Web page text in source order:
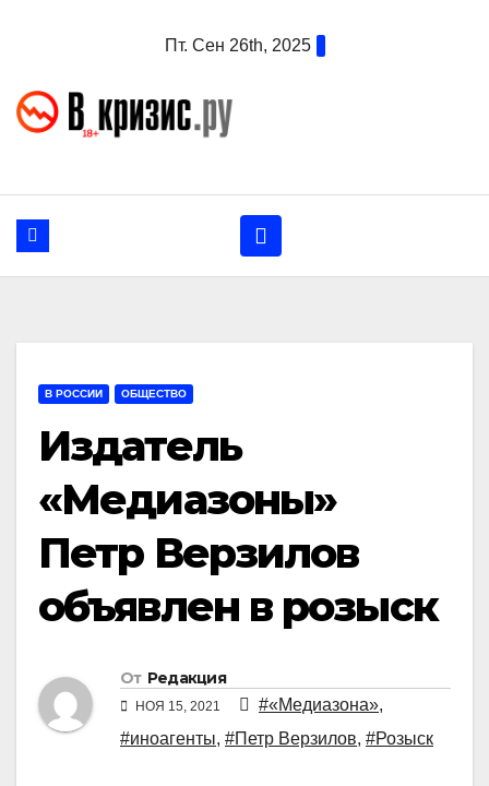
Пт. Сен 26th, 2025
В РОССИИ ОБЩЕСТВО
Издатель
«Медиазоны»
Петр Верзилов
объявлен в розыск
От Редакция
НОЯ 15, 2021 #«Медиазона»,
#иноагенты, #Петр Верзилов, #Розыск